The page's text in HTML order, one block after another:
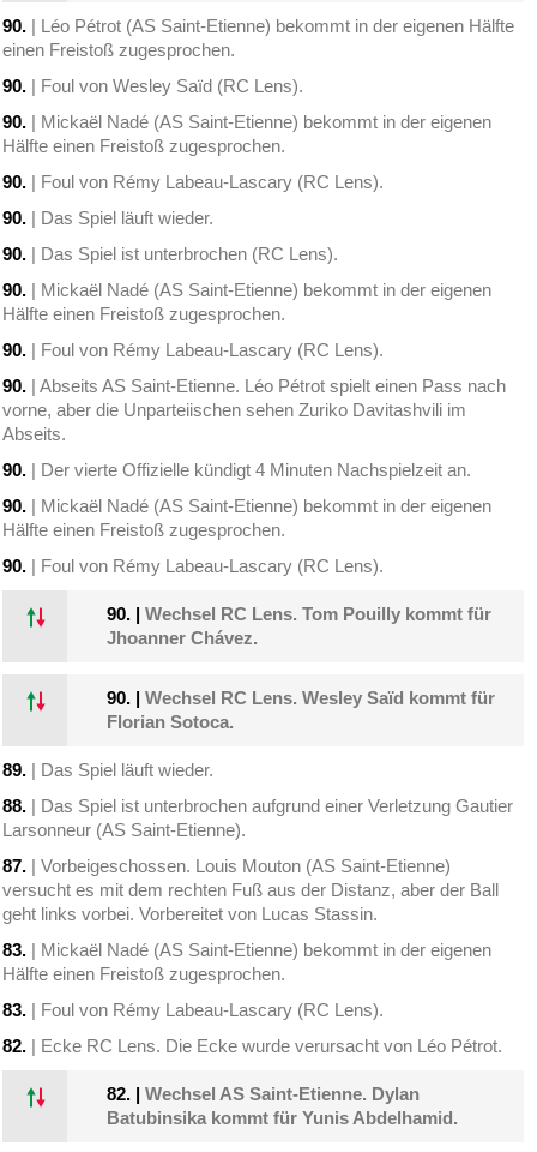
90. | Léo Pétrot (AS Saint-Etienne) bekommt in der eigenen Hälfte
einen Freistoß zugesprochen.
90. | Foul von Wesley Saïd (RC Lens).
90. | Mickaël Nadé (AS Saint-Etienne) bekommt in der eigenen
Hälfte einen Freistoß zugesprochen.
90. | Foul von Rémy Labeau-Lascary (RC Lens).
90. | Das Spiel läuft wieder.
90. | Das Spiel ist unterbrochen (RC Lens).
90. | Mickaël Nadé (AS Saint-Etienne) bekommt in der eigenen
Hälfte einen Freistoß zugesprochen.
90. | Foul von Rémy Labeau-Lascary (RC Lens).
90. | Abseits AS Saint-Etienne. Léo Pétrot spielt einen Pass nach
vorne, aber die Unparteiischen sehen Zuriko Davitashvili im
Abseits.
90. | Der vierte Offizielle kündigt 4 Minuten Nachspielzeit an.
90. | Mickaël Nadé (AS Saint-Etienne) bekommt in der eigenen
Hälfte einen Freistoß zugesprochen.
90. | Foul von Rémy Labeau-Lascary (RC Lens).
90. |Wechsel RC Lens. Tom Pouilly kommt für
Jhoanner Chávez.
90. |Wechsel RC Lens. Wesley Saïd kommt für
Florian Sotoca.
89. | Das Spiel läuft wieder.
88. | Das Spiel ist unterbrochen aufgrund einer Verletzung Gautier
Larsonneur (AS Saint-Etienne).
87. | Vorbeigeschossen. Louis Mouton (AS Saint-Etienne)
versucht es mit dem rechten Fuß aus der Distanz, aber der Ball
geht links vorbei. Vorbereitet von Lucas Stassin.
83. | Mickaël Nadé (AS Saint-Etienne) bekommt in der eigenen
Hälfte einen Freistoß zugesprochen.
83. | Foul von Rémy Labeau-Lascary (RC Lens).
82. | Ecke RC Lens. Die Ecke wurde verursacht von Léo Pétrot.
82. |Wechsel AS Saint-Etienne. Dylan
Batubinsika kommt für Yunis Abdelhamid.